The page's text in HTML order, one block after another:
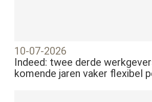
10-07-2026
Indeed: twee derde
komende jaren vaker flexibel